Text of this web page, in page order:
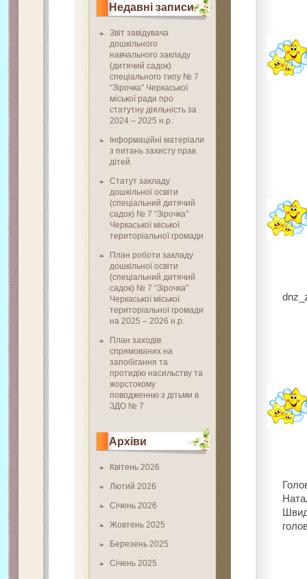
Недавні записи
Звіт завідувача
дошкільного
навчального закладу
(дитячий садок)
спеціального типу № 7
“Зірочка” Черкаської
міської ради про
статутну діяльність за
2024 – 2025 н.р.
Інформаційні матеріали
з питань захисту прав
дітей.
Статут закладу
дошкільної освіти
(спеціальний дитячий
садок) № 7 “Зірочка”
Черкаської міської
територіальної громади
План роботи закладу
дошкільної освіти
(спеціальний дитячий
садок) № 7 “Зірочка”
Черкаської міської
територіальної громади
на 2025 – 2026 н.р.
План заходів
спрямованих на
запобігання та
протидію насильству та
жорстокому
поводженню з дітьми в
ЗДО № 7
Архіви
Квітень 2026
Лютий 2026
Січень 2026
Жовтень 2025
Березень 2025
Січень 2025